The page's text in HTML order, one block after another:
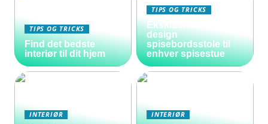
TIPS OG TRICKS
Find det bedste
interiør til dit hjem
TIPS OG TRICKS
Eksklusive danske
design
spisebordsstole til
enhver spisestue
INTERIØR INTERIØR